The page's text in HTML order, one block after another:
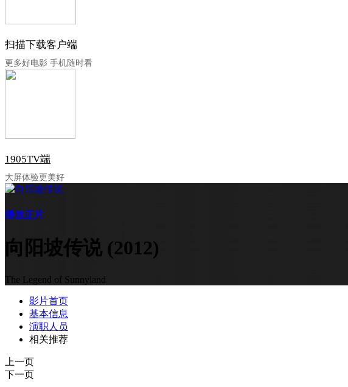
扫描下载客户端
更多好电影 手机随时看
1905TV端
大屏体验更美好
播放正片
向阳坡传说 (2012)
The Legend of Sunnyland
影片首页
基本信息
演职人员
相关推荐
上一页
下一页